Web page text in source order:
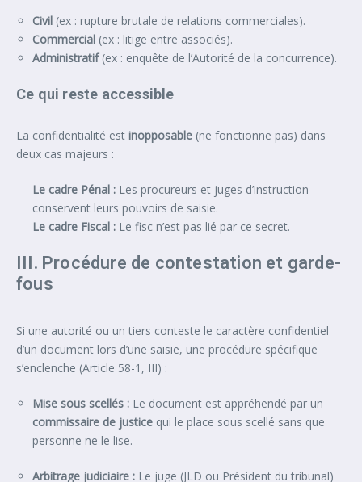
Civil (ex : rupture brutale de relations commerciales).
Commercial (ex : litige entre associés).
Administratif(ex : enquête de l’Autorité de la concurrence).
Ce qui reste accessible
La confidentialité est inopposable (ne fonctionne pas) dans
deux cas majeurs :
Le cadre Pénal : Les procureurs et juges d’instruction
conservent leurs pouvoirs de saisie.
Le cadre Fiscal : Le fisc n’est pas lié par ce secret.
III. Procédure de contestation et garde-
fous
Si une autorité ou un tiers conteste le caractère confidentiel
d’un document lors d’une saisie, une procédure spécifique
s’enclenche (Article 58-1, III) :
Mise sous scellés : Le document est appréhendé par un
commissaire de justice qui le place sous scellé sans que
personne ne le lise.
Arbitrage judiciaire : Le juge (JLD ou Président du tribunal)